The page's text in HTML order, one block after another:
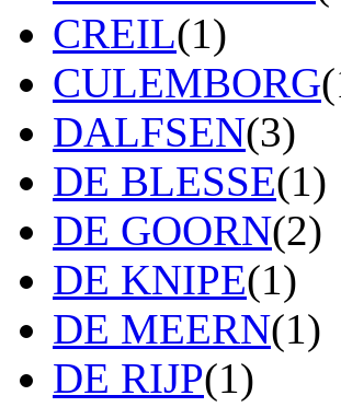
CREIL(1)
CULEMBORG
DALFSEN(3)
DE BLESSE(1)
DE GOORN(2)
DE KNIPE(1)
DE MEERN(1)
DE RIJP(1)